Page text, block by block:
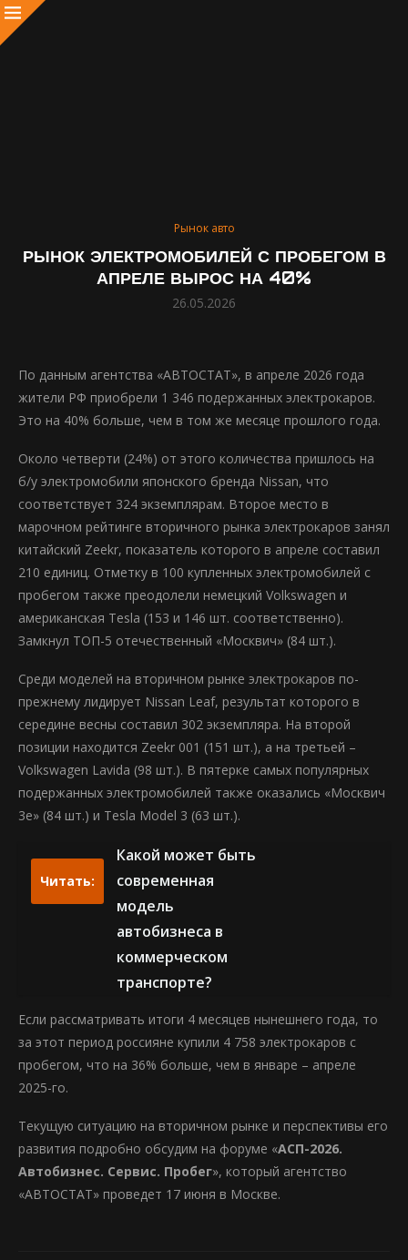
Рынок авто
РЫНОК ЭЛЕКТРОМОБИЛЕЙ С ПРОБЕГОМ В
АПРЕЛЕ ВЫРОС НА 40%
26.05.2026
По данным агентства «АВТОСТАТ», в апреле 2026 года
жители РФ приобрели 1 346 подержанных электрокаров.
Это на 40% больше, чем в том же месяце прошлого года.
Около четверти (24%) от этого количества пришлось на
б/у электромобили японского бренда Nissan, что
соответствует 324 экземплярам. Второе место в
марочном рейтинге вторичного рынка электрокаров занял
китайский Zeekr, показатель которого в апреле составил
210 единиц. Отметку в 100 купленных электромобилей с
пробегом также преодолели немецкий Volkswagen и
американская Tesla (153 и 146 шт. соответственно).
Замкнул ТОП-5 отечественный «Москвич» (84 шт.).
Среди моделей на вторичном рынке электрокаров по-
прежнему лидирует Nissan Leaf, результат которого в
середине весны составил 302 экземпляра. На второй
позиции находится Zeekr 001 (151 шт.), а на третьей –
Volkswagen Lavida (98 шт.). В пятерке самых популярных
подержанных электромобилей также оказались «Москвич
3е» (84 шт.) и Tesla Model 3 (63 шт.).
Читать:
Какой может быть
современная
модель
автобизнеса в
коммерческом
транспорте?
Если рассматривать итоги 4 месяцев нынешнего года, то
за этот период россияне купили 4 758 электрокаров с
пробегом, что на 36% больше, чем в январе – апреле
2025-го.
Текущую ситуацию на вторичном рынке и перспективы его
развития подробно обсудим на форуме «АСП-2026.
Автобизнес. Сервис. Пробег», который агентство
«АВТОСТАТ» проведет 17 июня в Москве.